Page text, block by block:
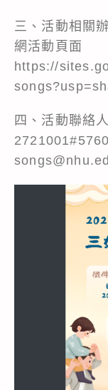
三、活動相關
網活動頁面
https://
四、活動聯絡